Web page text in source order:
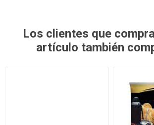
Los clientes que
artículo también